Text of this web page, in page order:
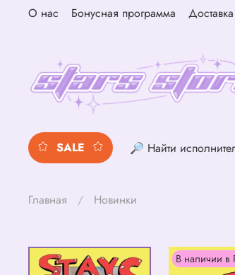
О нас Бонусная программа
SALE 🔎 Найти
Главная Новинки
В наличии в